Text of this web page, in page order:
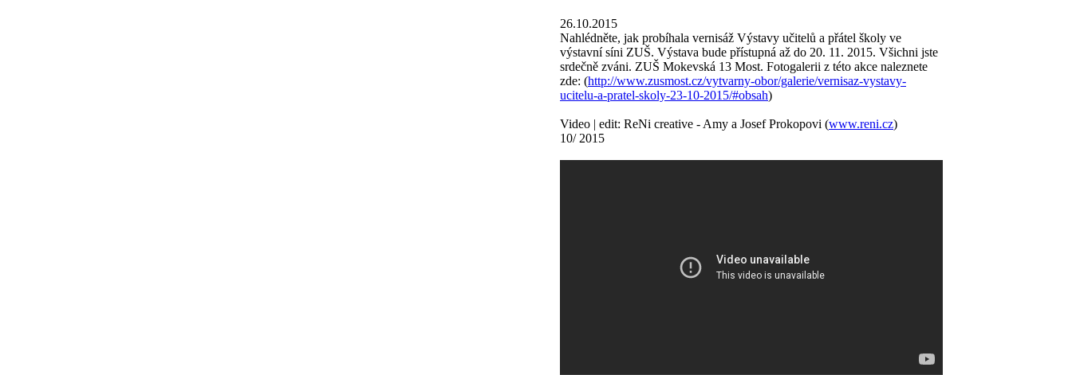
26.10.2015
Nahlédněte, jak probíhala vernisáž Výstavy učitelů a přátel školy ve
výstavní síni ZUŠ. Výstava bude přístupná až do 20. 11. 2015. Všichni jste
srdečně zváni. ZUŠ Mokevská 13 Most. Fotogalerii z této akce naleznete
zde: (http://www.zusmost.cz/vytvarny-obor/galerie/vernisaz-vystavy-
ucitelu-a-pratel-skoly-23-10-2015/#obsah)
Video | edit: ReNi creative - Amy a Josef Prokopovi (www.reni.cz)
10/ 2015